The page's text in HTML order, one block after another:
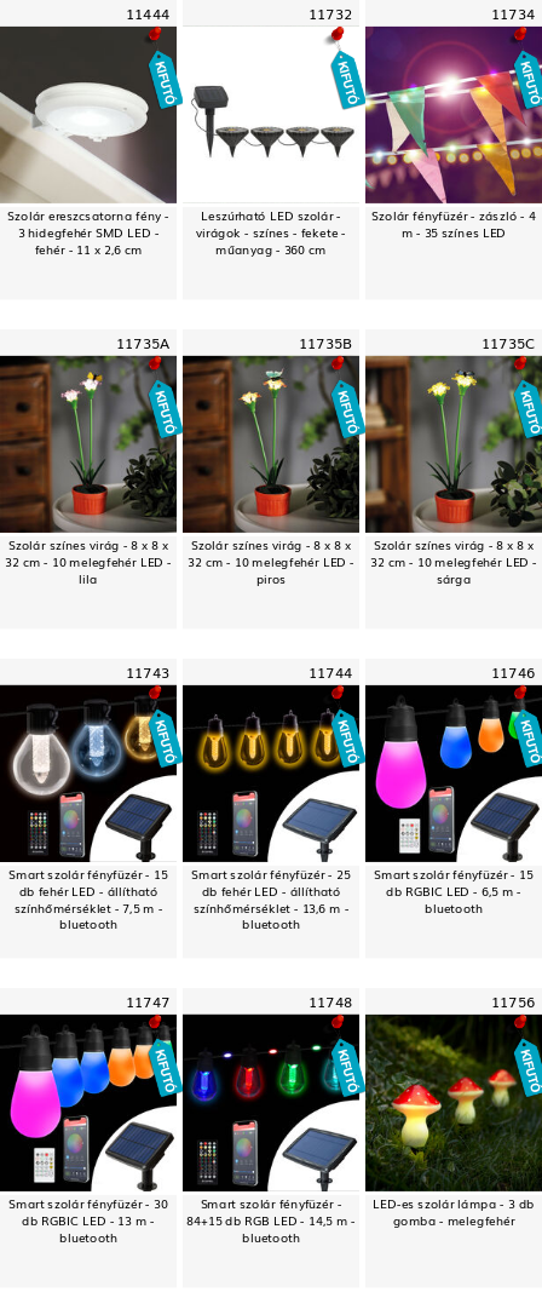
11444
Szolár ereszcsatorna fény -
3 hidegfehér SMD LED -
fehér - 11 x 2,6 cm
11732
Leszúrható LED szolár -
virágok - színes - fekete -
műanyag - 360 cm
11734
Szolár fényfüzér - zászló - 4
m - 35 színes LED
11735A
Szolár színes virág - 8 x 8 x
32 cm - 10 melegfehér LED -
lila
11735B
Szolár színes virág - 8 x 8 x
32 cm - 10 melegfehér LED -
piros
11735C
Szolár színes virág - 8 x 8 x
32 cm - 10 melegfehér LED -
sárga
11743
Smart szolár fényfüzér - 15
db fehér LED - állítható
színhőmérséklet - 7,5 m -
bluetooth
11744
Smart szolár fényfüzér - 25
db fehér LED - állítható
színhőmérséklet - 13,6 m -
bluetooth
11746
Smart szolár fényfüzér - 15
db RGBIC LED - 6,5 m -
bluetooth
11747
Smart szolár fényfüzér - 30
db RGBIC LED - 13 m -
bluetooth
11748
Smart szolár fényfüzér -
84+15 db RGB LED - 14,5 m -
bluetooth
11756
LED-es szolár lámpa - 3 db
gomba - melegfehér